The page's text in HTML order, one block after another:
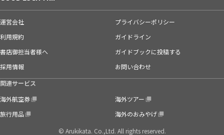
運営会社
プライバシーポリシー
利用規約
ガイドライン
書店御担当者様へ
ガイドブックに投稿する
採用情報
お問い合わせ
関連サービス
海外航空券
海外ツアー
旅行用品
海外のおみやげ
© Arukikata. Co.,Ltd. All rights reserved.